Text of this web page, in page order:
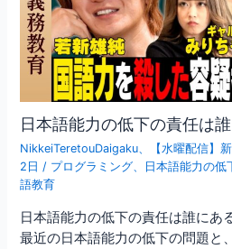
日本語能力の低下の責任は
NikkeiTeretouDaigaku、 【水曜配信】
2日 / プログラミング、 日本語能力の
語教育
日本語能力の低下の責任は誰にあ
最近の日本語能力の低下の問題と